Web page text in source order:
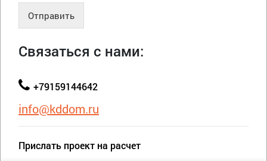
Отправить
Связаться с нами:
+79159144642
info@kddom.ru
Прислать проект на расчет